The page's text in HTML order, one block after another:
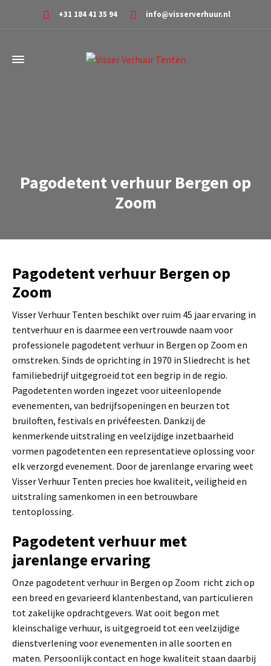
+31 184 41 35 94 info@visserverhuur.nl
Pagodetent verhuur Bergen op
Zoom
Pagodetent verhuur Bergen op
Zoom
Visser Verhuur Tenten beschikt over ruim 45 jaar ervaring in
tentverhuur en is daarmee een vertrouwde naam voor
professionele pagodetent verhuur in Bergen op Zoom en
omstreken. Sinds de oprichting in 1970 in Sliedrecht is het
familiebedrijf uitgegroeid tot een begrip in de regio.
Pagodetenten worden ingezet voor uiteenlopende
evenementen, van bedrijfsopeningen en beurzen tot
bruiloften, festivals en privéfeesten. Dankzij de
kenmerkende uitstraling en veelzijdige inzetbaarheid
vormen pagodetenten een representatieve oplossing voor
elk verzorgd evenement. Door de jarenlange ervaring weet
Visser Verhuur Tenten precies hoe kwaliteit, veiligheid en
uitstraling samenkomen in een betrouwbare
tentoplossing.
Pagodetent verhuur met
jarenlange ervaring
Onze pagodetent verhuur in Bergen op Zoom richt zich op
een breed en gevarieerd klantenbestand, van particulieren
tot zakelijke opdrachtgevers. Wat ooit begon met
kleinschalige verhuur, is uitgegroeid tot een veelzijdige
dienstverlening voor evenementen in alle soorten en
maten. Persoonlijk contact en hoge kwaliteit staan daarbij